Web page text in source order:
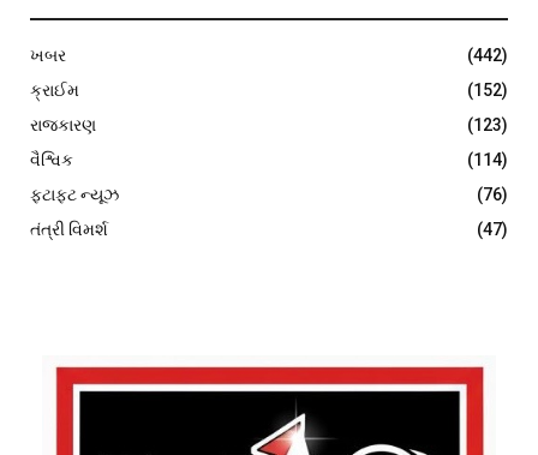
ખબર
(442)
ક્રાઈમ
(152)
રાજકારણ
(123)
વૈશ્વિક
(114)
ફટાફટ ન્યૂઝ
(76)
તંત્રી વિમર્શ
(47)